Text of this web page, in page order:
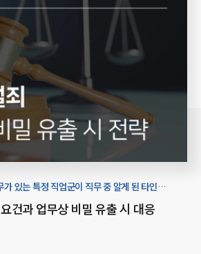
가 있는 특정 직업군이 직무 중 알게 된 타인의
있습니다.
건과 업무상 비밀 유출 시 대응